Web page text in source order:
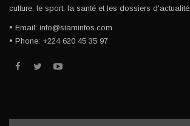
culture, le sport, la santé et les dossiers d'actualité.
• Email: info@siaminfos.com
• Phone: +224 620 45 35 97